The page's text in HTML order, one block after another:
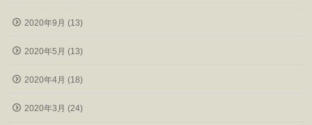
2020年9月 (13)
2020年5月 (13)
2020年4月 (18)
2020年3月 (24)